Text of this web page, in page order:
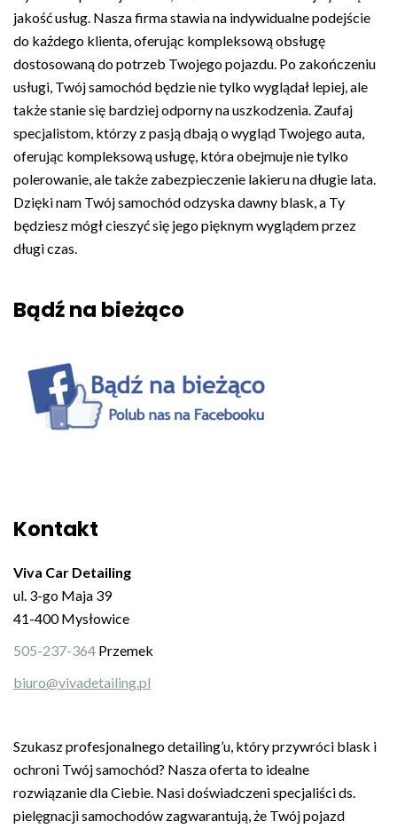
jakość usług. Nasza firma stawia na indywidualne podejście
do każdego klienta, oferując kompleksową obsługę
dostosowaną do potrzeb Twojego pojazdu. Po zakończeniu
usługi, Twój samochód będzie nie tylko wyglądał lepiej, ale
także stanie się bardziej odporny na uszkodzenia. Zaufaj
specjalistom, którzy z pasją dbają o wygląd Twojego auta,
oferując kompleksową usługę, która obejmuje nie tylko
polerowanie, ale także zabezpieczenie lakieru na długie lata.
Dzięki nam Twój samochód odzyska dawny blask, a Ty
będziesz mógł cieszyć się jego pięknym wyglądem przez
długi czas.
Bądź na bieżąco
Kontakt
Viva Car Detailing
ul. 3-go Maja 39
41-400 Mysłowice
505-237-364 Przemek
biuro@vivadetailing.pl
Szukasz profesjonalnego detailing’u, który przywróci blask i
ochroni Twój samochód? Nasza oferta to idealne
rozwiązanie dla Ciebie. Nasi doświadczeni specjaliści ds.
pielęgnacji samochodów zagwarantują, że Twój pojazd